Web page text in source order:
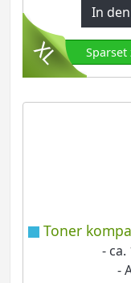
In
Sparset
Toner
- ca.
-